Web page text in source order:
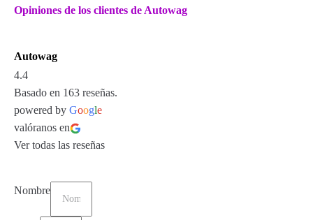
Opiniones de los clientes de Autowag
Autowag
4.4
Basado en 163 reseñas.
powered by Google
valóranos en
Ver todas las reseñas
Nombre